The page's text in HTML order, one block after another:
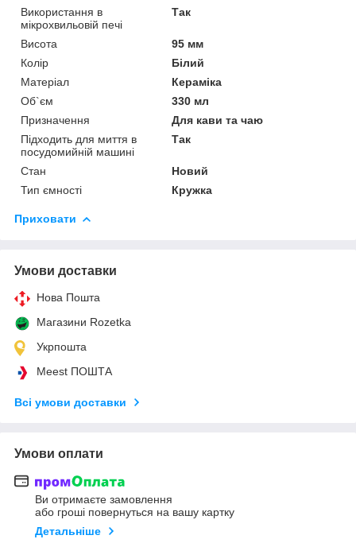
Використання в
мікрохвильовій печі
Так
Висота
95 мм
Колір
Білий
Матеріал
Кераміка
Об`єм
330 мл
Призначення
Для кави та чаю
Підходить для миття в
посудомийній машині
Так
Стан
Новий
Тип ємності
Кружка
Приховати
Умови доставки
Нова Пошта
Магазини Rozetka
Укрпошта
Meest ПОШТА
Всі умови доставки
Умови оплати
Ви отримаєте замовлення
або гроші повернуться на вашу картку
Детальніше